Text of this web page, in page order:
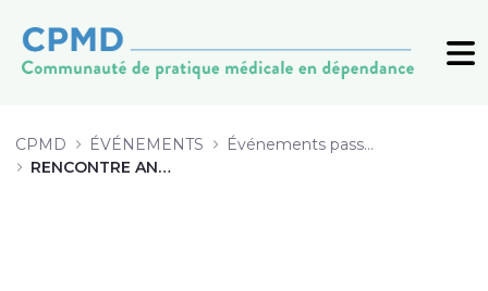
CPMD ÉVÉNEMENTS
Événements passés (archive)
RENCONTRE ANNUELLE 2019